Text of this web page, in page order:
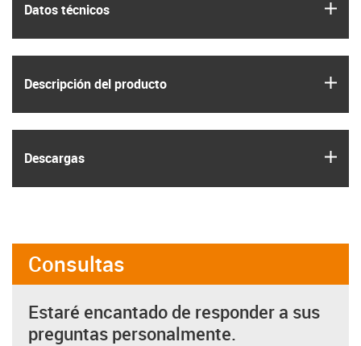
Datos técnicos
Descripción del producto
Descargas
Consultas
Estaré encantado de responder a sus
preguntas personalmente.